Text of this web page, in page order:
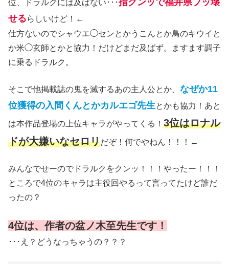
位、ドラルクには及ばない･･･
せるらしいけど！←
仕方ないのでシャウエ◯センとかうこんとか鳥のキウイと
か米◯玄師とかと協力！だけどまだ及ばず。ますます調子
に乗るドラルク。
そこで他掲載誌の鬼を滅するあの主人公とか、 なぜか11
位獲得の入間くんとかカルエゴ先生とかも協力！あと
は本作品登場の上位キャラがやってくる！ 3位はロナル
ドが大嫌いなセロリだぞ！何でやねん！！！←
みんなでせーのでドラルクをクンッ！！！やったー！！！
ところで4位のキャラは主役回やるって言ってたけど誰だ
ったの？
4位は、作者の盆ノ木至先生です！
･･･え？どうなっちゃうの？？？